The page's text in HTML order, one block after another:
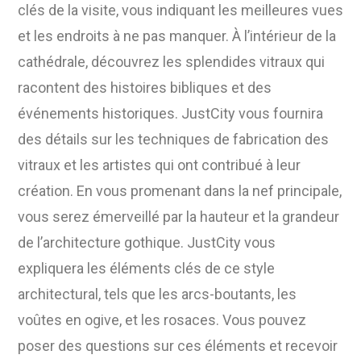
clés de la visite, vous indiquant les meilleures vues
et les endroits à ne pas manquer. À l’intérieur de la
cathédrale, découvrez les splendides vitraux qui
racontent des histoires bibliques et des
événements historiques. JustCity vous fournira
des détails sur les techniques de fabrication des
vitraux et les artistes qui ont contribué à leur
création. En vous promenant dans la nef principale,
vous serez émerveillé par la hauteur et la grandeur
de l’architecture gothique. JustCity vous
expliquera les éléments clés de ce style
architectural, tels que les arcs-boutants, les
voûtes en ogive, et les rosaces. Vous pouvez
poser des questions sur ces éléments et recevoir